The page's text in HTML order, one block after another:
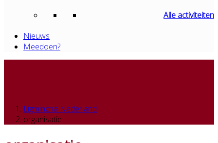
Alle activiteiten
Nieuws
Meedoen?
Ligmincha Nederland
organisatie